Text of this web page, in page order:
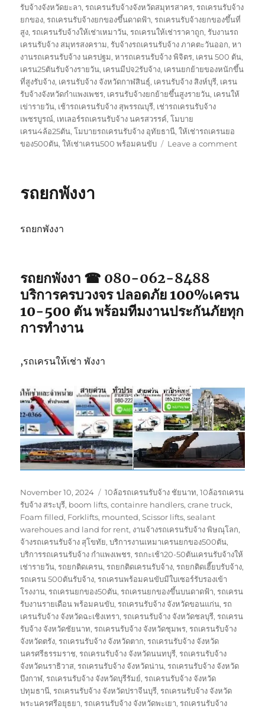
รับจ้างจังหวัดยะลา,รถเครนรับจ้างจังหวัดสมุทรสาคร,รถเครนรับจ้าง
ยกของ,รถเครนรับจ้างยกของขึ้นดาดฟ้า,รถเครนรับจ้างยกของขึ้นที่
สูง,รถเครนรับจ้างให้เช่าเหมาวัน,รถเครนให้เช่าราคาถูก,รับงานรถ
เครนรับจ้าง สมุทรสงคราม,รับจ้างรถเครนรับจ้าง ภาคตะวันออก,หา
งานรถเครนรับจ้าง นครปฐม,หารถเครนรับจ้าง พิจิตร, เครน 500 ตัน,
เครน25ตันรับจ้างรายวัน, เครนมีปจ2รับจ้าง, เครนยกย้ายของหนักขึ้น
ที่สูงรับจ้าง, เครนรับจ้าง จังหวัดกาฬสินธุ์, เครนรับจ้าง สิงห์บุรี, เครน
รับจ้างจังหวัดกำแพงเพชร, เครนรับจ้างยกย้ายขึ้นสูงรายวัน, เครนให้
เข่ารายวัน, เช้ารถเครนรับจ้าง สุพรรณบุรี, เช่ารถเครนรับจ้าง
เพชรบูรณ์, เทเลอร์รถเครนรับจ้าง นครสวรรค์,โมบาย
เครน4ล้อ25ตัน,โมบายรถเครนรับจ้าง อุทัยธานี,ให้เช่ารถเครนยอ
ของ500ตัน,ให้เช่าเครน500 พร้อมคนขับ Leave a commenton
รถยกพังงา
รถยกพังงา
รถยกพังงา ☎ 080-062-8488
บริการครบวงจร ปลอดภัย 100%เครน
10-500 ตัน พร้อมทีมงานประกันภัยทุก
การทำงาน
,รถเครนให้เช่า พังงา
Posted
on
November 10, 2024 Tags
10ล้อรถเครนรับจ้าง ชัยนาท,10ล้อรถเครน
รับจ้าง สระบุรี, boom lifts,containre handlers,crane truck,
Foam filled, Forklifts, mounted,Scissor lifts,sealant
warehoues and land for rent, งานจ้างรถเครนรับจ้าง พิษณุโลก,
จ้างรถเครนรับจ้าง สุโขทัย,บริการงานเหมาเครนยกของ500ตัน,
บริการรถเครนรับจ้าง กำแพงเพชร,รถกะเช้า20-50ตันเครนรับจ้างให้
เช่ารายวัน,รถยกติดเครน,รถยกติดเครนรับจ้าง,รถยกติดเฮี๊ยบรับจ้าง,
รถเครน 500ตันรับจ้าง,รถเครนพร้อมคนขับมีใบเซอร์รับรองเข้า
โรงงาน,รถเครนยกของ50ตัน,รถเครนยกของขึ้นบนดาดฟ้า,รถเครน
รับงานรายเดือน พร้อมคนขับ,รถเครนรับจ้าง จังหวัดขอนแก่น,รถ
เครนรับจ้าง จังหวัดฉะเชิงเทรา,รถเครนรับจ้าง จังหวัดชลบุรี,รถเครน
รับจ้าง จังหวัดชัยนาท,รถเครนรับจ้าง จังหวัดชุมพร,รถเครนรับจ้าง
จังหวัดตรัง,รถเครนรับจ้าง จังหวัดตาก,รถเครนรับจ้าง จังหวัด
นครศรีธรรมราช,รถเครนรับจ้าง จังหวัดนนทบุรี,รถเครนรับจ้าง
จังหวัดนราธิวาส,รถเครนรับจ้าง จังหวัดน่าน,รถเครนรับจ้าง จังหวัด
บึงกาฬ,รถเครนรับจ้าง จังหวัดบุรีรัมย์,รถเครนรับจ้าง จังหวัด
ปทุมธานี,รถเครนรับจ้าง จังหวัดปราจีนบุรี,รถเครนรับจ้าง จังหวัด
พระนครศรีอยุธยา,รถเครนรับจ้าง จังหวัดพะเยา,รถเครนรับจ้าง